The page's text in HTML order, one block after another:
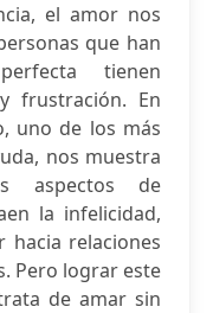
el amor nos
que han
tienen
frustración. En
uno de los más
nos muestra
aspectos de
la infelicidad,
hacia relaciones
Pero lograr este
de amar sin